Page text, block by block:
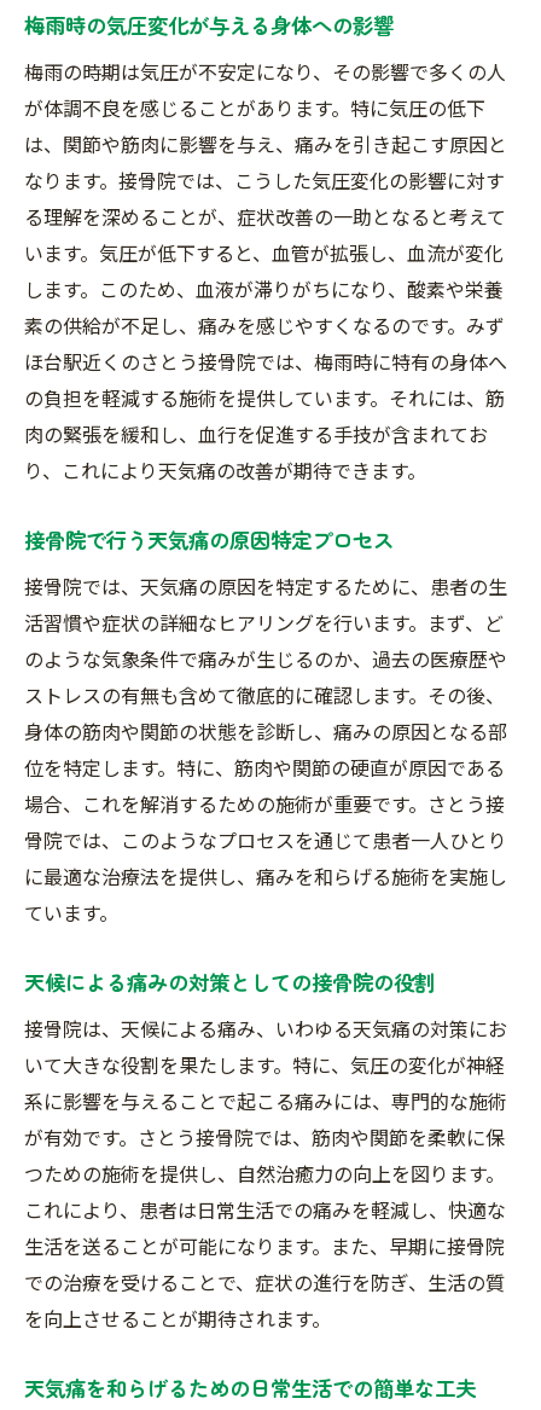
駅から近い接骨院の便利さを活かした通院
天気痛を和らげるための接骨院での具体的なア
プローチ
専門的なカウンセリングで始まる施術
痛みの根本原因を探る診断技術
筋肉の緊張をほぐすための手技療法
天候変化に対応したストレッチの重要性
日常生活での痛み軽減のためのアドバイス
施術後の効果を高めるための家庭でのケア
みずほ台駅そばのさとう接骨院で受ける梅雨時
の特別ケア
梅雨時期限定の施術メニュー
天気痛を予防するための事前カウンセリン
グ
水分補給と栄養指導によるサポート
さとう接骨院のスタッフによる個別対応
特別ケアの効果を実感する方法
接骨院での施術が雨の日の体調不良を軽減する
理由
気圧変化による身体への影響を和らげる方
法
雨の日特有の倦怠感解消のための施術
疲労回復を促進するための施術計画
体調不良を軽減するためのライフスタイル
改善指導
施術後の体調維持のための継続的サポート
天気痛で困ったらみずほ台駅の接骨院がおすす
め
天気痛解消のために選ばれる接骨院の特徴
患者の声：天気痛が改善された実体験
専門スタッフによる個別対応の重要性
ュ
梅雨時の気圧変化が与える身体への影響
梅雨の時期は気圧が不安定になり、その影響で多くの人
が体調不良を感じることがあります。特に気圧の低下
は、関節や筋肉に影響を与え、痛みを引き起こす原因と
なります。接骨院では、こうした気圧変化の影響に対す
る理解を深めることが、症状改善の一助となると考えて
います。気圧が低下すると、血管が拡張し、血流が変化
します。このため、血液が滞りがちになり、酸素や栄養
素の供給が不足し、痛みを感じやすくなるのです。みず
ほ台駅近くのさとう接骨院では、梅雨時に特有の身体へ
の負担を軽減する施術を提供しています。それには、筋
肉の緊張を緩和し、血行を促進する手技が含まれてお
り、これにより天気痛の改善が期待できます。
接骨院で行う天気痛の原因特定プロセス
接骨院では、天気痛の原因を特定するために、患者の生
活習慣や症状の詳細なヒアリングを行います。まず、ど
のような気象条件で痛みが生じるのか、過去の医療歴や
ストレスの有無も含めて徹底的に確認します。その後、
身体の筋肉や関節の状態を診断し、痛みの原因となる部
位を特定します。特に、筋肉や関節の硬直が原因である
場合、これを解消するための施術が重要です。さとう接
骨院では、このようなプロセスを通じて患者一人ひとり
に最適な治療法を提供し、痛みを和らげる施術を実施し
ています。
天候による痛みの対策としての接骨院の役割
接骨院は、天候による痛み、いわゆる天気痛の対策にお
いて大きな役割を果たします。特に、気圧の変化が神経
系に影響を与えることで起こる痛みには、専門的な施術
が有効です。さとう接骨院では、筋肉や関節を柔軟に保
つための施術を提供し、自然治癒力の向上を図ります。
これにより、患者は日常生活での痛みを軽減し、快適な
生活を送ることが可能になります。また、早期に接骨院
での治療を受けることで、症状の進行を防ぎ、生活の質
を向上させることが期待されます。
天気痛を和らげるための日常生活での簡単な工夫